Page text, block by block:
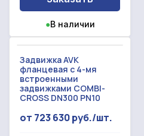
●В наличии
Задвижка AVK
фланцевая с 4-мя
встроенными
задвижками COMBI-
CROSS DN300 PN10
от 723 630 руб./шт.